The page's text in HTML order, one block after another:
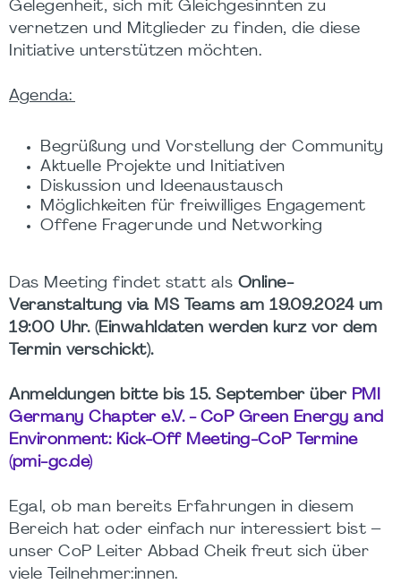
Gelegenheit, sich mit Gleichgesinnten zu
vernetzen und Mitglieder zu finden, die diese
Initiative unterstützen möchten.
Agenda:
Begrüßung und Vorstellung der Community
Aktuelle Projekte und Initiativen
Diskussion und Ideenaustausch
Möglichkeiten für freiwilliges Engagement
Offene Fragerunde und Networking
Das Meeting findet statt als Online-
Veranstaltung via MS Teams am 19.09.2024 um
19:00 Uhr. (Einwahldaten werden kurz vor dem
Termin verschickt).
Anmeldungen bitte bis 15. September über PMI
Germany Chapter e.V. - CoP Green Energy and
Environment: Kick-Off Meeting-CoP Termine
(pmi-gc.de)
Egal, ob man bereits Erfahrungen in diesem
Bereich hat oder einfach nur interessiert bist –
unser CoP Leiter Abbad Cheik freut sich über
viele Teilnehmer:innen.